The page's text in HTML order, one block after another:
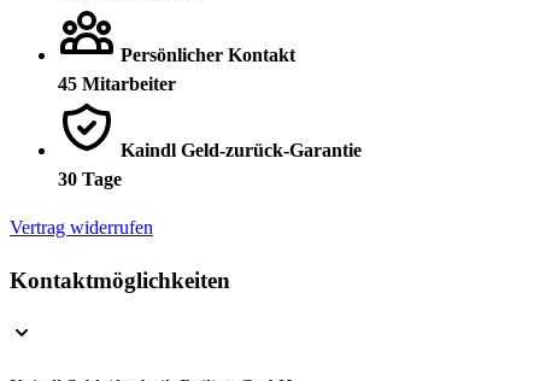
Persönlicher Kontakt
45 Mitarbeiter
Kaindl Geld-zurück-Garantie
30 Tage
Vertrag widerrufen
Kontaktmöglichkeiten